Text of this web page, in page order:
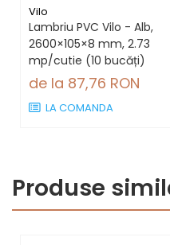
Vilo
Lambriu PVC Vilo - Alb,
2600×105×8 mm, 2.73
mp/cutie (10 bucăți)
de la 87,76 RON
LA COMANDA
Produse